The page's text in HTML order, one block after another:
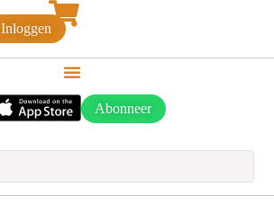
Inloggen
Abonneer